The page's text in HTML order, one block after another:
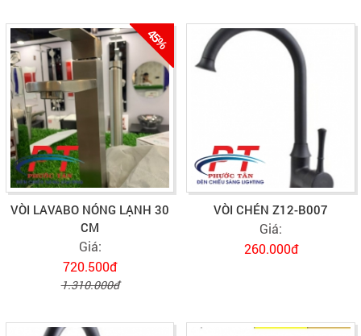
45%
VÒI LAVABO NÓNG LẠNH 30
CM
Giá:
720.500đ
1.310.000đ
VÒI CHÉN Z12-B007
Giá:
260.000đ